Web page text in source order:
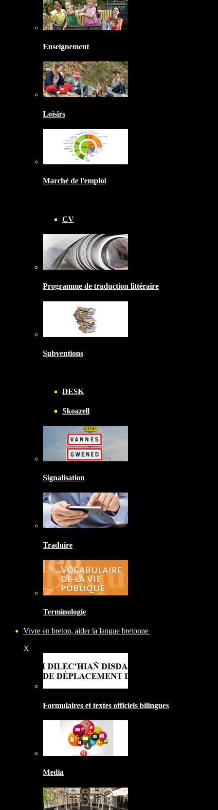
Enseignement
Loisirs
Marché de l'emploi
CV
Programme de traduction littéraire
Subventions
DESK
Skoazell
Signalisation
Traduire
Terminologie
Vivre en breton, aider la langue bretonne
X
Formulaires et textes officiels bilingues
Media